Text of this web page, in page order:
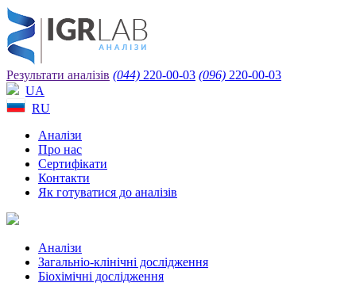
Результати аналізів (044) 220-00-03 (096) 220-00-03
UA
RU
Аналізи
Про нас
Сертифікати
Контакти
Як готуватися до аналізів
Аналізи
Загальніо-клінічні дослідження
Біохімічні дослідження